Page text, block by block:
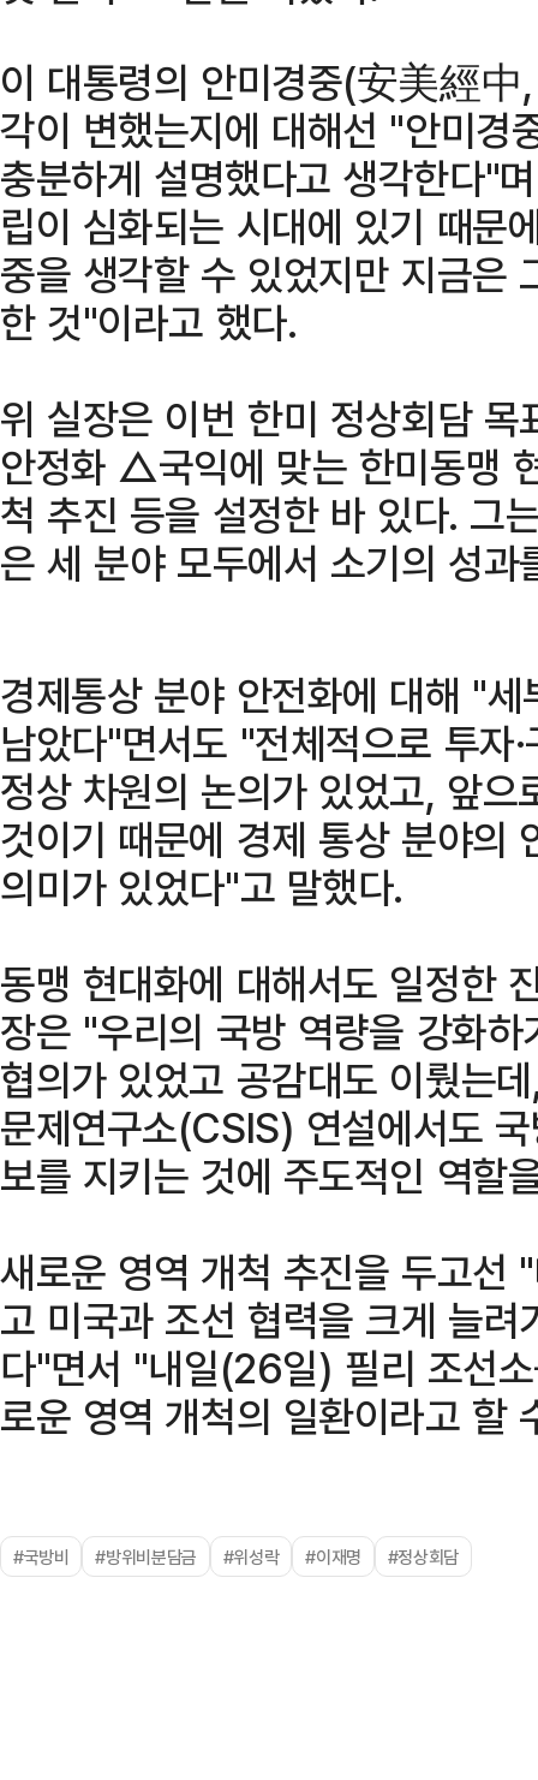
이 대통령의 안미경중(安美經中
각이 변했는지에 대해선 "안미경
충분하게 설명했다고 생각한다"
립이 심화되는 시대에 있기 때문
중을 생각할 수 있었지만 지금은
한 것"이라고 했다.
위 실장은 이번 한미 정상회담
안정화 △국익에 맞는 한미동맹
척 추진 등을 설정한 바 있다. 그
은 세 분야 모두에서 소기의 성
경제통상 분야 안전화에 대해 "
남았다"면서도 "전체적으로 투자
정상 차원의 논의가 있었고, 앞
것이기 때문에 경제 통상 분야의
의미가 있었다"고 말했다.
동맹 현대화에 대해서도 일정한
장은 "우리의 국방 역량을 강화
협의가 있었고 공감대도 이뤘는
문제연구소(CSIS) 연설에서도
보를 지키는 것에 주도적인 역할
새로운 영역 개척 추진을 두고선
고 미국과 조선 협력을 크게 늘
다"면서 "내일(26일) 필리 조선
로운 영역 개척의 일환이라고 할
#국방비 #방위비분담금 #위성락 #이재명 #정상회담